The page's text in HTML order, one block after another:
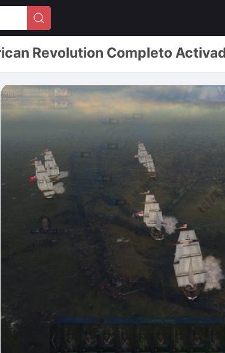
Revolution Completo